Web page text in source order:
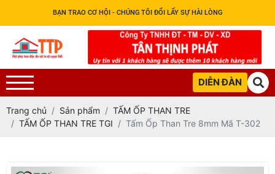
BẠN TRAO CƠ HỘI - CHÚNG TÔI ĐỔI LẤY SỰ HÀI LÒNG
DIỄN ĐÀN
Trang chủ Sản phẩm
TẤM ỐP THAN TRE
TẤM ỐP THAN TRE TGI
Tấm Ốp Than Tre 8mm Mã T-302